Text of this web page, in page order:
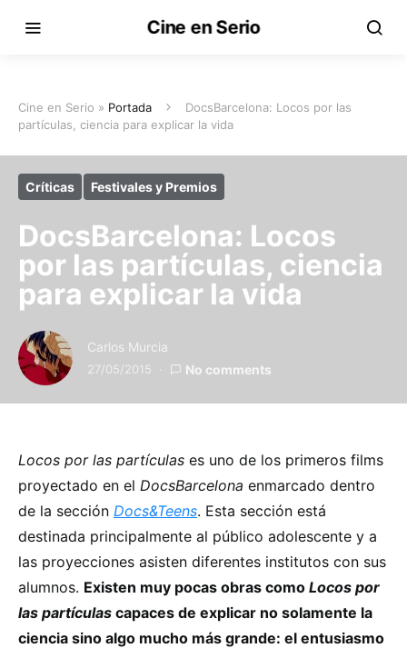
Cine en Serio
Cine en Serio » Portada
DocsBarcelona: Locos por las
partículas, ciencia para explicar la vida
Críticas Festivales y Premios
DocsBarcelona: Locos
por las partículas, ciencia
para explicar la vida
Carlos Murcia
27/05/2015 No comments
Locos por las partículas es uno de los primeros films
proyectado en el DocsBarcelona enmarcado dentro
de la sección Docs&Teens. Esta sección está
destinada principalmente al público adolescente y a
las proyecciones asisten diferentes institutos con sus
alumnos. Existen muy pocas obras como Locos por
las partículas capaces de explicar no solamente la
ciencia sino algo mucho más grande: el entusiasmo